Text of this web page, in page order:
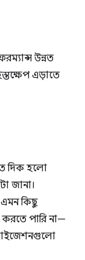
উন্নত
এড়াতে
দিক হলো
জানা।
এমন কিছু
পারি না—